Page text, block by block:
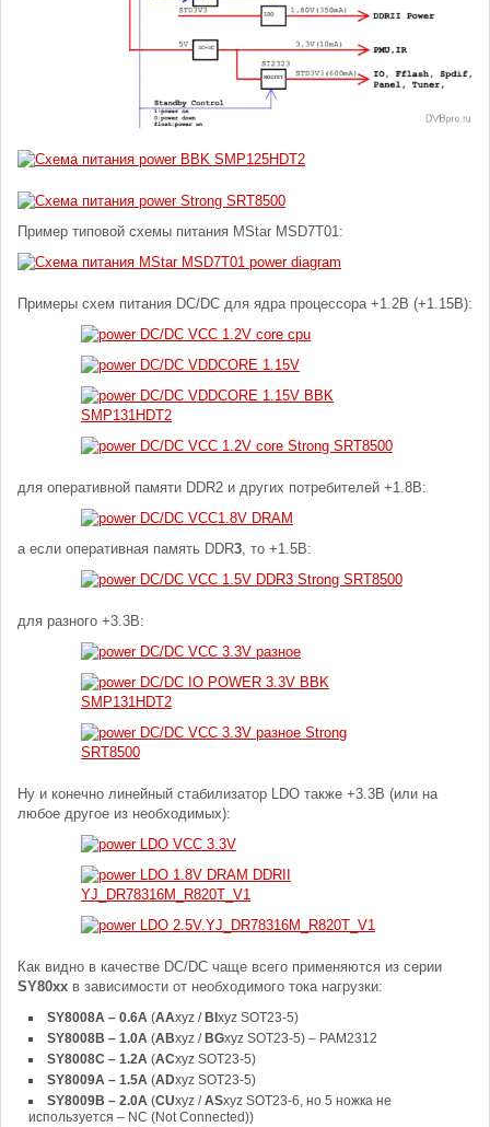
Пример типовой схемы питания MStar MSD7T01:
Примеры схем питания DC/DC для ядра процессора +1.2В (+1.15В):
для оперативной памяти DDR2 и других потребителей +1.8В:
а если оперативная память DDR3, то +1.5В:
для разного +3.3В:
Ну и конечно линейный стабилизатор LDO также +3.3В (или на
любое другое из необходимых):
Как видно в качестве DC/DC чаще всего применяются из серии
SY80xx в зависимости от необходимого тока нагрузки:
SY8008A – 0.6A (AAxyz / BI xyz SOT23-5)
SY8008B – 1.0A (ABxyz / BGxyz SOT23-5) – PAM2312
SY8008C – 1.2A (ACxyz SOT23-5)
SY8009A – 1.5A (ADxyz SOT23-5)
SY8009B – 2.0A (CUxyz /ASxyz SOT23-6, но 5 ножка не
используется – NC (Not Connected))